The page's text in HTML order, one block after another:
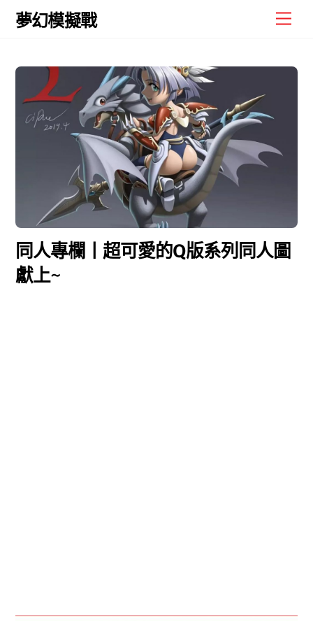
Skip
夢幻模擬戰
同人專欄丨超可愛的Q版系列同人圖
獻上~